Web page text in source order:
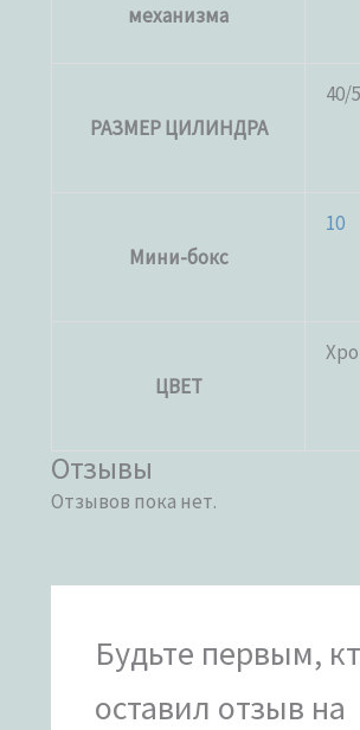
механизма
РАЗМЕР ЦИЛИНДРА
40/
Мини-бокс
10
ЦВЕТ
Отзывы
Отзывов пока нет.
Будьте первым,
оставил отзыв на